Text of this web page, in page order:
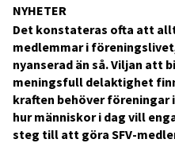
NYHETER
Det konstateras ofta att
medlemmar i
nyanserad än så. Viljan att
meningsfull delaktighet
kraften behöver föreningar
hur människor i dag vill
steg till att göra SFV-